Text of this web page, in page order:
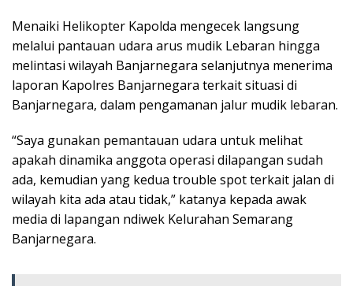
Menaiki Helikopter Kapolda mengecek langsung
melalui pantauan udara arus mudik Lebaran hingga
melintasi wilayah Banjarnegara selanjutnya menerima
laporan Kapolres Banjarnegara terkait situasi di
Banjarnegara, dalam pengamanan jalur mudik lebaran.
“Saya gunakan pemantauan udara untuk melihat
apakah dinamika anggota operasi dilapangan sudah
ada, kemudian yang kedua trouble spot terkait jalan di
wilayah kita ada atau tidak,” katanya kepada awak
media di lapangan ndiwek Kelurahan Semarang
Banjarnegara.